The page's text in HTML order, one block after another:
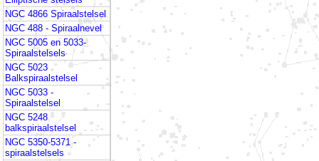
NGC 4866 Spiraalstelsel
NGC 488 - Spiraalnevel
NGC 5005 en 5033-
Spiraalstelsels
NGC 5023
Balkspiraalstelsel
NGC 5033 -
Spiraalstelsel
NGC 5248
balkspiraalstelsel
NGC 5350-5371 -
spiraalstelsels